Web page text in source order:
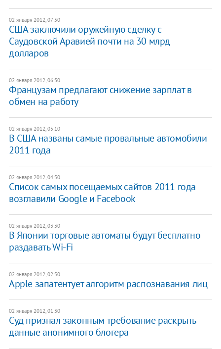
02 января 2012, 07:50
США заключили оружейную сделку с
Саудовской Аравией почти на 30 млрд
долларов
02 января 2012, 06:30
Французам предлагают снижение зарплат в
обмен на работу
02 января 2012, 05:10
В США названы самые провальные автомобили
2011 года
02 января 2012, 04:50
Список самых посещаемых сайтов 2011 года
возглавили Google и Facebook
02 января 2012, 03:30
В Японии торговые автоматы будут бесплатно
раздавать Wi-Fi
02 января 2012, 02:50
Apple запатентует алгоритм распознавания лиц
02 января 2012, 01:30
Суд признал законным требование раскрыть
данные анонимного блогера